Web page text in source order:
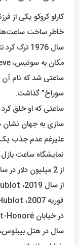
کارلو کروکو ​​یکی از
خاطر ساخت
سال 1976
سوراخ” گذاشت.
ساعتی که او خلق
سازی به جهان
علیرغم عدم جذب یک
از 2 میلیون دلار در سال اول خود به موفقیت تجاری دست یافت.
سال در هتل